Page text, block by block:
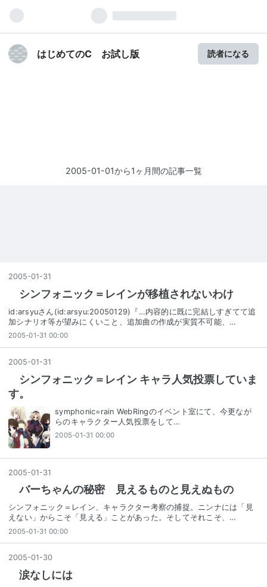
はじめてのC お試し版 読者になる
2005-01-01から1ヶ月間の記事一覧
2005-01 -31
シンフォニック＝レインが移植されないわけ
id:arsyuさん(id:arsyu:20050129)『…内容的に既に完結しすぎてて追
加シナリオ等が望みにくいこと、追加曲の作成が実質不可能、…
2005-01-31 00:00
2005-01 -31
シンフォニック＝レイン キャラ人気投票していま
す。
symphonic=rain WebRingのイベント室にて、今更なが
らのキャラクター人気投票をして…
2005-01-31 00:00
2005-01-31
バーちゃんの秘密 見えるものと見えぬもの
シンフォニック＝レイン、キャラクター考察の捕捉。ニンナには「見
えない」からこそ「見える」ことがあった。そしてそれこそ、…
2005-01-31 00:00
2005-01 -30
涙なしには